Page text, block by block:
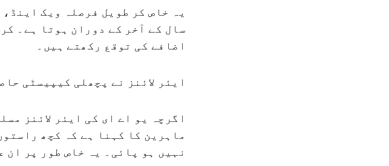
یہ خاص کر طویل فرصلہ ویک
سال کے آخر کے دوران ہوتا ہے۔
اضافے کی توقع رکھتے ہیں۔
ایئر لائنز نے پچھلی کیپیسٹی
اگرچہ یو اے ای کی ایئر لائنز
ماہرین کا کہنا ہے کہ کچھ
نہیں ہو پائی۔ یہ خاص طور پر ان